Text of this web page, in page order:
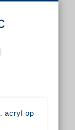
acryl op